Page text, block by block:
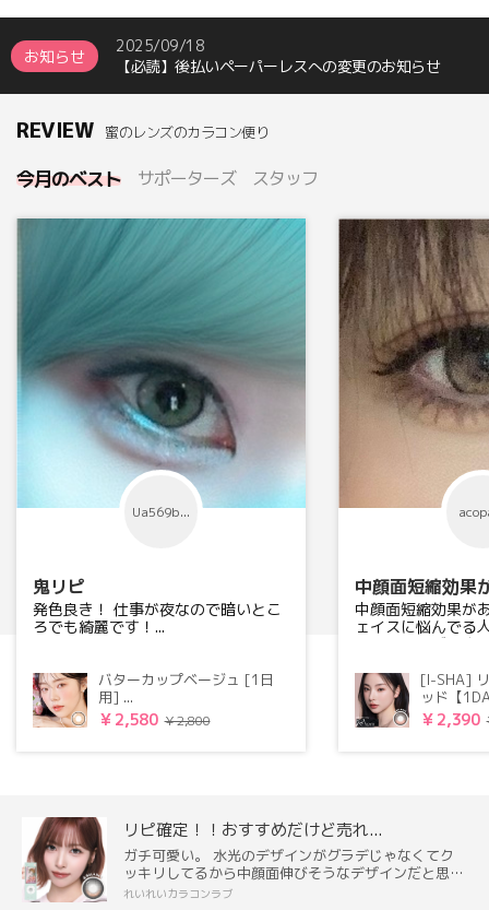
お知らせ
2025/09/18
【必読】後払いペーパーレスへの変更のお知らせ
2024/08/01
【 8月 】韓国休日による休業日のご案内
REVIEW 蜜のレンズのカラコン便り
今月のベスト サポーターズ スタッフ
Ua569b...
鬼リピ
発色良き！ 仕事が夜なので暗いとこ
ろでも綺麗です！...
バターカップベージュ [1日
用] ...
¥ 2,580 ¥ 2,800
中顔面短縮効果
中顔面短縮効果が
ェイスに悩んでる
て〜！ロージーウ
[I-SHA]
ッド【
¥ 2,390
リピ確定！！おすすめだけど売れ...
ガチ可愛い。 水光のデザインがグラデじゃなくてク
ッキリしてるから中顔面伸びそうなデザインだと思っ
てたけど、まじで全っ然気にならん。 たぶんフチが
れいれいカラコンラブ